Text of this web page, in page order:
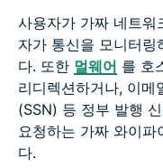
사용자가 가짜 네트워
자가 통신을 모니터
다. 또한 멀웨어 를 호
리디렉션하거나, 이메
(SSN) 등 정부 발행
요청하는 가짜 와이
다.